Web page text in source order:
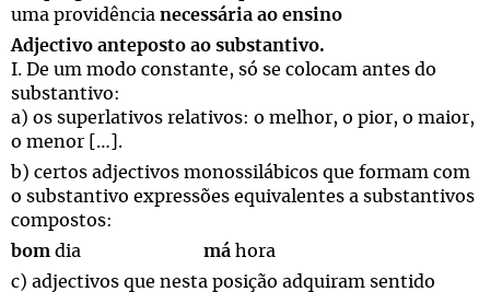
uma providência necessária ao ensino
Adjectivo anteposto ao substantivo.
I. De um modo constante, só se colocam antes do
substantivo:
a) os superlativos relativos: o melhor, o pior, o maior,
o menor […].
b) certos adjectivos monossilábicos que formam com
o substantivo expressões equivalentes a substantivos
compostos:
bom dia má hora
c) adjectivos que nesta posição adquiram sentido